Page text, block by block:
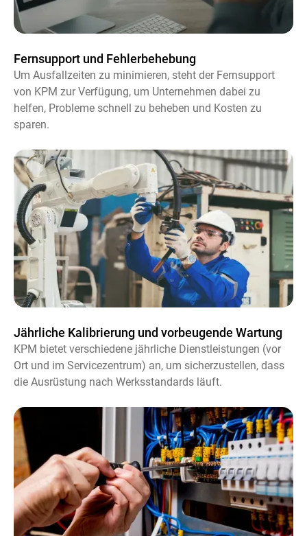
Um Ausfallzeiten zu minimieren, steht der Fernsupport
von KPM zur Verfügung, um Unternehmen dabei zu
helfen, Probleme schnell zu beheben und Kosten zu
sparen.
Fernsupport und Fehlerbehebung
KPM bietet verschiedene jährliche Dienstleistungen (vor
Ort und im Servicezentrum) an, um sicherzustellen, dass
die Ausrüstung nach Werksstandards läuft.
Jährliche Kalibrierung und vorbeugende Wartung